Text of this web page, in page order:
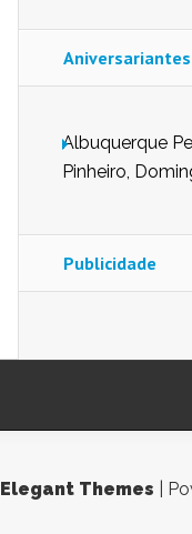
Albuquerque
Pinheiro,
Nunes de
Glória Pereira,
Publicidade
Elegant Themes |